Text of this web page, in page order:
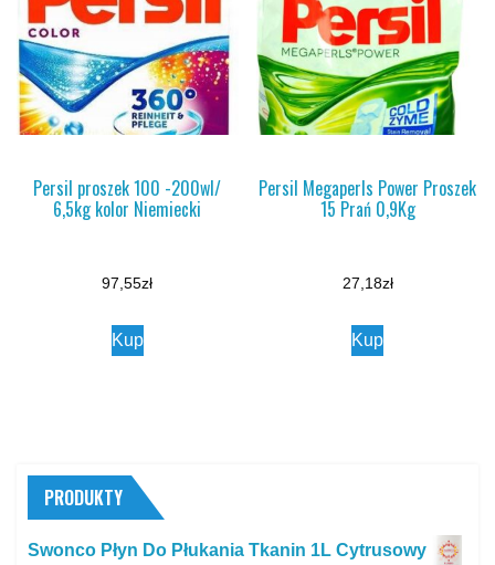
Persil proszek 100 -200wl/
6,5kg kolor Niemiecki
97,55zł
Kup
Persil Megaperls Power Proszek
15 Prań 0,9Kg
27,18zł
Kup
PRODUKTY
Swonco Płyn Do Płukania Tkanin 1L Cytrusowy